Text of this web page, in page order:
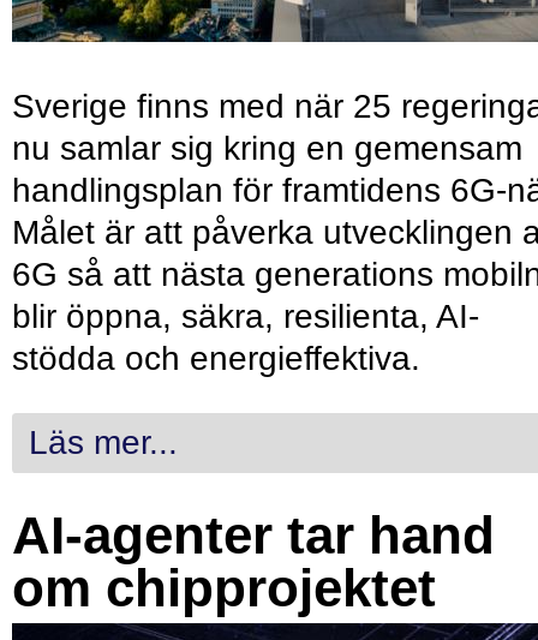
Sverige finns med när 25
nu samlar sig kring en gemensam
handlingsplan för framtidens 6G-
Målet är att påverka utvecklingen
6G så att nästa generations
blir öppna, säkra, resilienta, AI-
stödda och energieffektiva.
Läs mer...
AI-agenter tar hand
om chipprojektet